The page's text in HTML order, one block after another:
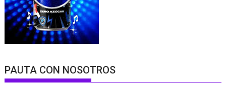
PAUTA CON NOSOTROS